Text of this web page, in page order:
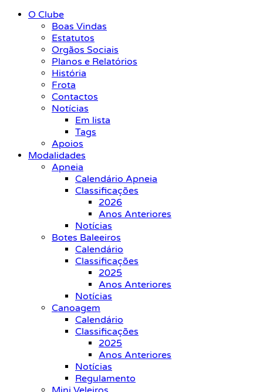
O Clube
Boas Vindas
Estatutos
Orgãos Sociais
Planos e Relatórios
História
Frota
Contactos
Notícias
Em lista
Tags
Apoios
Modalidades
Apneia
Calendário Apneia
Classificações
2026
Anos Anteriores
Notícias
Botes Baleeiros
Calendário
Classificações
2025
Anos Anteriores
Notícias
Canoagem
Calendário
Classificações
2025
Anos Anteriores
Notícias
Regulamento